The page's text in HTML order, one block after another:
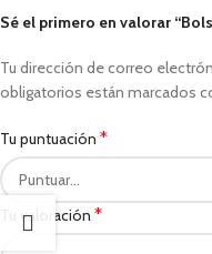
Sé el primero en valorar
Tu dirección de correo
obligatorios están marcados
Tu puntuación *
Tu valoración *